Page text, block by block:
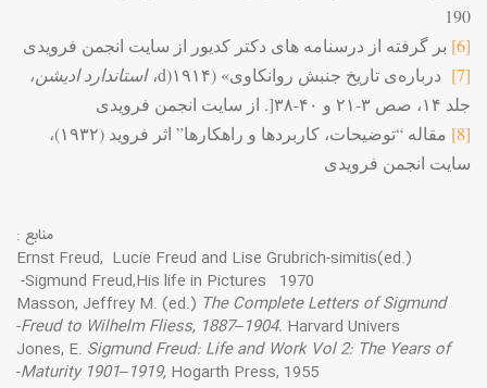
190
[6] بر گرفته از درسنامه های دکتر کدیور از سایت انجمن فرویدی
[7] درباره‌ی تاریخ جنبش روانکاوی» (۱۹۱۴ d)، استاندارد ادیشن،
جلد ۱۴، صص ۳-۲۱ و ۴۰-۳۸
.] از سایت انجمن فرویدی
[8]
مقاله “توضیحات، کاربردها و راهکارها” اثر فروید (۱۹۳۲)،
سایت انجمن فرویدی
منابع :
Ernst Freud, Lucie Freud and Lise Grubrich-simitis(ed.)
Sigmund Freud,His life in Pictures 1970-
Masson, Jeffrey M. (ed.) The Complete Letters of Sigmund
Freud to Wilhelm Fliess, 1887–1904. Harvard Univers-
Jones, E. Sigmund Freud: Life and Work Vol 2: The Years of
Maturity 1901–1919, Hogarth Press, 1955-